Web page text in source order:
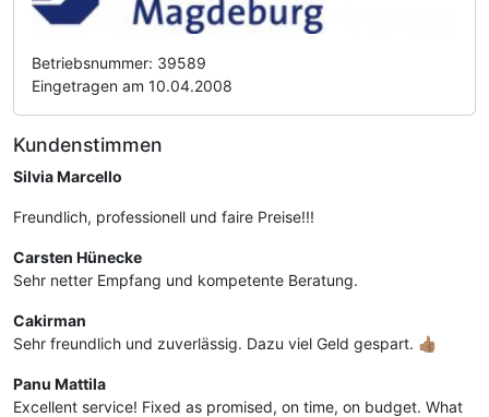
Betriebsnummer: 39589
Eingetragen am 10.04.2008
Kundenstimmen
Silvia Marcello
Freundlich, professionell und faire Preise!!!
Carsten Hünecke
Sehr netter Empfang und kompetente Beratung.
Cakirman
Sehr freundlich und zuverlässig. Dazu viel Geld gespart. 👍🏽
Panu Mattila
Excellent service! Fixed as promised, on time, on budget. What